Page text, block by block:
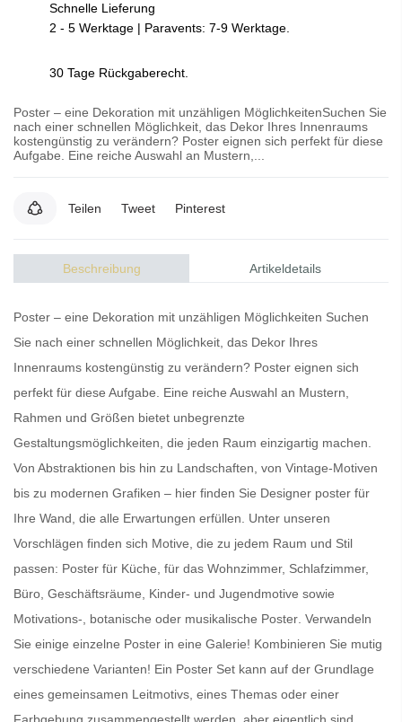
Schnelle Lieferung
2 - 5 Werktage | Paravents: 7-9 Werktage.
30 Tage Rückgaberecht.
Poster – eine Dekoration mit unzähligen MöglichkeitenSuchen Sie
nach einer schnellen Möglichkeit, das Dekor Ihres Innenraums
kostengünstig zu verändern? Poster eignen sich perfekt für diese
Aufgabe. Eine reiche Auswahl an Mustern,...
Teilen Tweet Pinterest
Beschreibung Artikeldetails
Poster – eine Dekoration mit unzähligen Möglichkeiten Suchen
Sie nach einer schnellen Möglichkeit, das Dekor Ihres
Innenraums kostengünstig zu verändern? Poster eignen sich
perfekt für diese Aufgabe. Eine reiche Auswahl an Mustern,
Rahmen und Größen bietet unbegrenzte
Gestaltungsmöglichkeiten, die jeden Raum einzigartig machen.
Von Abstraktionen bis hin zu Landschaften, von Vintage-Motiven
bis zu modernen Grafiken – hier finden Sie Designer poster für
Ihre Wand, die alle Erwartungen erfüllen. Unter unseren
Vorschlägen finden sich Motive, die zu jedem Raum und Stil
passen: Poster für Küche, für das Wohnzimmer, Schlafzimmer,
Büro, Geschäftsräume, Kinder- und Jugendmotive sowie
Motivations-, botanische oder musikalische Poster. Verwandeln
Sie einige einzelne Poster in eine Galerie! Kombinieren Sie mutig
verschiedene Varianten! Ein Poster Set kann auf der Grundlage
eines gemeinsamen Leitmotivs, eines Themas oder einer